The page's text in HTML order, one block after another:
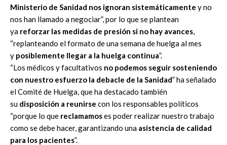
Ministerio de Sanidad nos ignoran sistemáticamente y no
nos han llamado a negociar”, por lo que se plantean
ya reforzar las medidas de presión si no hay avances,
“replanteando el formato de una semana de huelga al mes
y posiblemente llegar a la huelga continua”.
“Los médicos y facultativos no podemos seguir sosteniendo
con nuestro esfuerzo la debacle de la Sanidad” ha señalado
el Comité de Huelga, que ha destacado también
su disposición a reunirse con los responsables políticos
“porque lo que reclamamoses poder realizar nuestro trabajo
como se debe hacer, garantizando una asistencia de calidad
para los pacientes”.